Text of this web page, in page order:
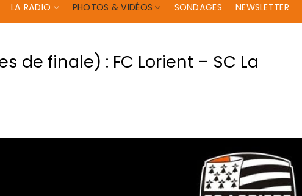
LA RADIO PHOTOS & VIDÉOS SONDAGES NEWSLETTER
de finale) : FC Lorient – SC La